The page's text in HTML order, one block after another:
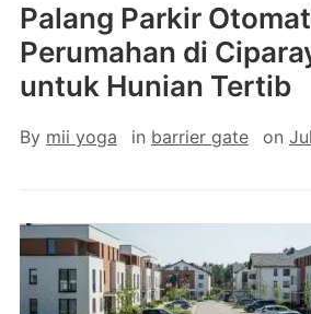
Palang Parkir
Perumahan di
untuk Hunian Tertib
By mii yoga in barrier gate on